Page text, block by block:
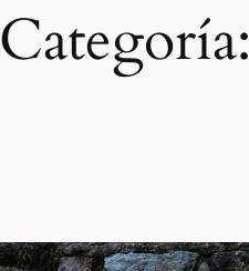
Categoría: